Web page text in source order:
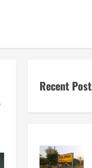
Recent Post